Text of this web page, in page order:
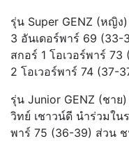
รุ่น Super GENZ (หญิ
3 อันเดอร์พาร์ 69 (33-
สกอร์ 1 โอเวอร์พาร์
2 โอเวอร์พาร์ 74 (37-
รุ่น Junior GENZ (ชา
วิทย์ เชาวน์ดี นำร่วมใน
พาร์ 75 (36-39) ส่วน